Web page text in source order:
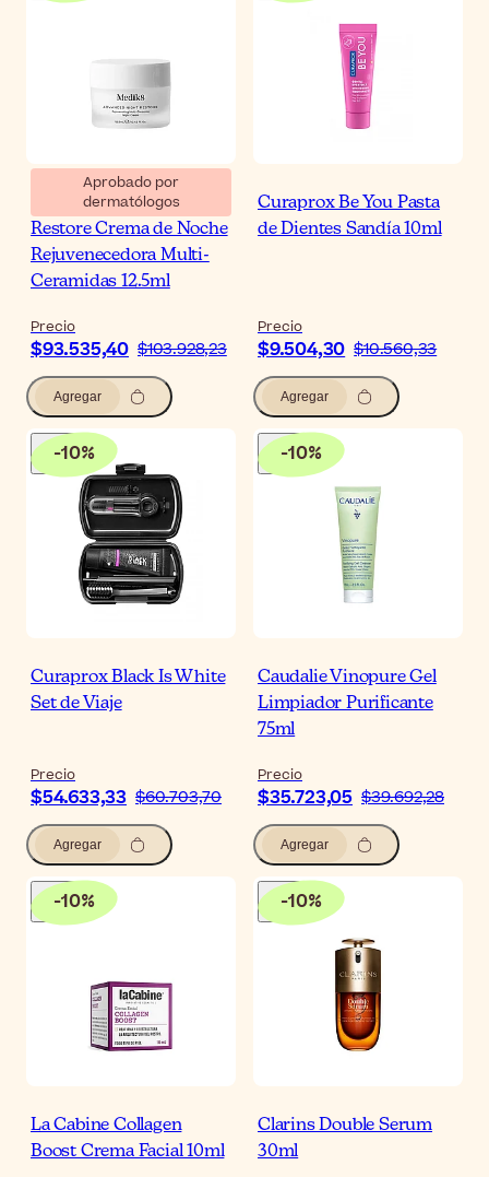
Aprobado por
dermatólogos
Medik8 Advanced Night
Restore Crema de Noche
Rejuvenecedora Multi-
Ceramidas 12.5ml
Precio
$93.535,40 $103.928,23
Agregar
Curaprox Be You Pasta
de Dientes Sandía 10ml
Precio
$9.504,30 $10.560,33
Agregar
-10%
Curaprox Black Is White
Set de Viaje
Precio
$54.633,33 $60.703,70
Agregar
-10%
Caudalie Vinopure Gel
Limpiador Purificante
75ml
Precio
$35.723,05 $39.692,28
Agregar
-10%
La Cabine Collagen
Boost Crema Facial 10ml
-10%
Clarins Double Serum
30ml